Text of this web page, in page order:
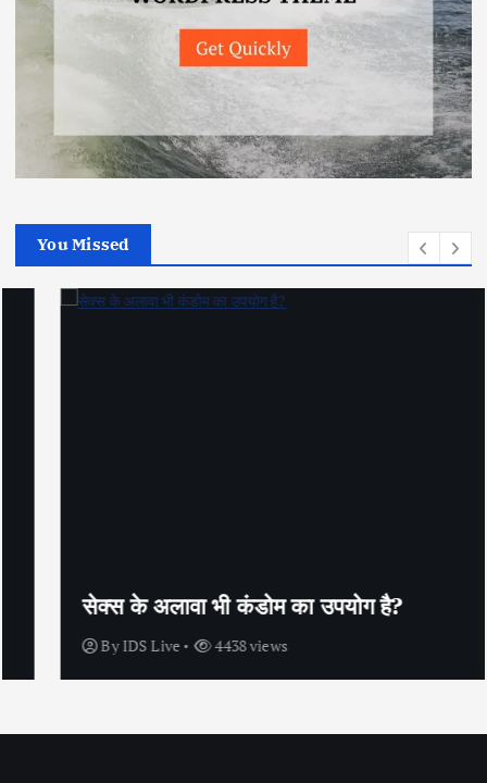
You Missed
सेक्स के अलावा भी कंडोम का उपयोग है?
IDS Live 4438 views